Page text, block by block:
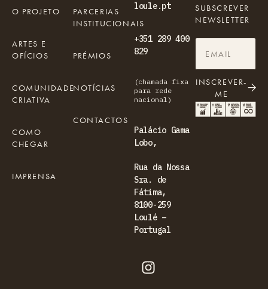
loule.pt
+351 289 400
829
(chamada fixa
para rede
nacional)
Palácio Gama
Lobo,
Rua da Nossa
Sra. de
Fátima,
8100-259
Loulé –
Portugal
O PROJETO
ARTES E
OFÍCIOS
COMUNIDADE
CRIATIVA
COMO
CHEGAR
IMPRENSA
PARCERIAS
INSTITUCIONAIS
PRÉMIOS
NOTÍCIAS
CONTACTOS
SUBSCREVER
NEWSLETTER
INSCREVER-
ME